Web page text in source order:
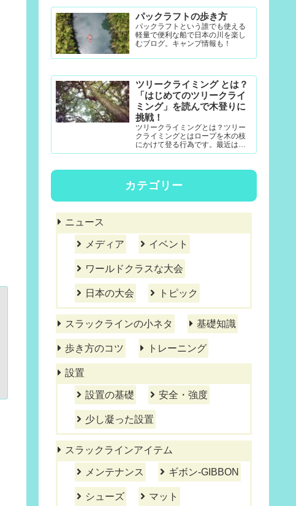
パックラフトの歩き方
パックラフトという誰でも使える
軽量で便利な船で日本の川を楽し
むブログ。キャンプ情報も！
ツリークライミング とは？
「はじめてのツリークライ
ミング」を読んで木登りに
挑戦！
ツリークライミングとは？ツリー
クライミングとはロープを木の枝
にかけて登る行為です。最近は公
園アクティビティとしても一定の
ロープテクニック(MRS-ム...
カテゴリー
ニュース
メディア イベント
ワールドクラスな大会
日本の大会 トピック
スラックラインの小ネタ 基礎知識
歩き方のコツ トレーニング
設置
設置の基礎 安全・強度
少し凝った設置
スラックラインアイテム
メンテナンス ギボン-GIBBON
シューズ マット